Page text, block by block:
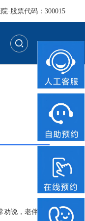
·股票代码：300015
劝说，老伴